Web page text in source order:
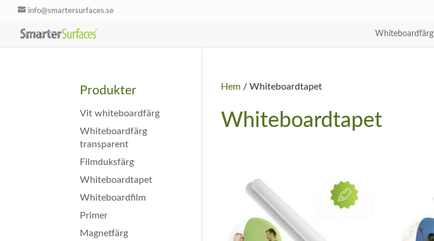
info@smartersurfaces.se
Whiteboardfärg
Hem/ Whiteboardtapet
Whiteboardtapet
Produkter
Vit whiteboardfärg
Whiteboardfärg
transparent
Filmduksfärg
Whiteboardtapet
Whiteboardfilm
Primer
Magnetfärg